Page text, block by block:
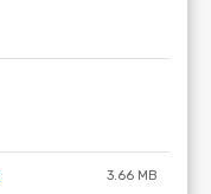
3.66 MB